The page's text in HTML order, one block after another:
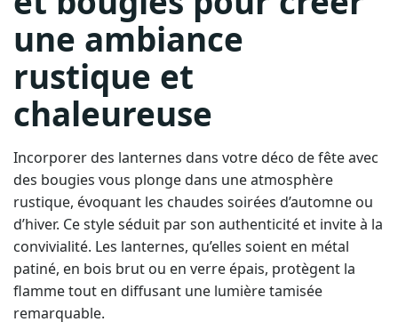
une ambiance
rustique et
chaleureuse
Incorporer des lanternes dans votre déco de fête avec
des bougies vous plonge dans une atmosphère
rustique, évoquant les chaudes soirées d’automne ou
d’hiver. Ce style séduit par son authenticité et invite à la
convivialité. Les lanternes, qu’elles soient en métal
patiné, en bois brut ou en verre épais, protègent la
flamme tout en diffusant une lumière tamisée
remarquable.